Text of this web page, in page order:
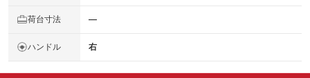
荷台寸法 ―
ハンドル 右